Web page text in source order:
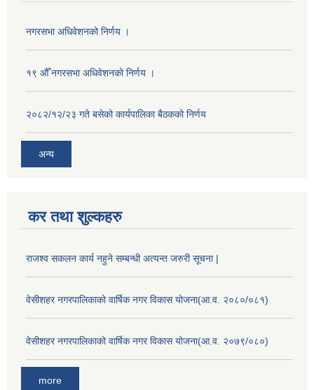
नगरसभा अधिवेशनको निर्णय ।
१९ औँ नगरसभा अधिवेशनको निर्णय ।
२०८२/१२/२३ गते बसेको कार्यपालिका बैठकको निर्णय
अन्य
कर तथा शुल्कहरु
राजश्व सकलन कार्य नहुने सम्बन्धी अत्यन्त जरुरी सूचना |
वेसीशहर नगरपालिकाको वार्षिक नगर विकास योजना(आ.व. २०८०/०८१)
वेसीशहर नगरपालिकाको वार्षिक नगर विकास योजना(आ.व. २०७९/०८०)
more